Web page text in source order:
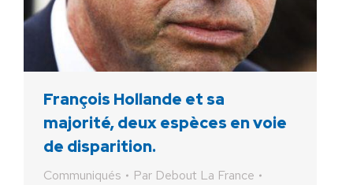
François Hollande et sa
majorité, deux espèces en voie
de disparition.
Communiqués Par Debout La France